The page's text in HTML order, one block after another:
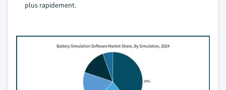
plus rapidement.